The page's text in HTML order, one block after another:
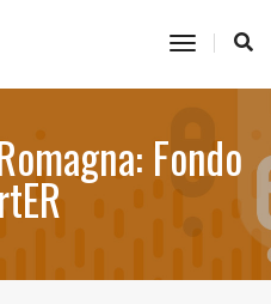
toggle
Fondo